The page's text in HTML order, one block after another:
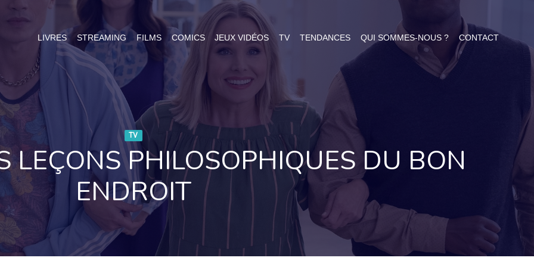
LIVRES STREAMING FILMS COMICS JEUX VIDÉOS TV TENDANCES QUI SOMMES-NOUS ? CONTACT
TV
LEÇONS PHILOSOPHIQUES DU BON
ENDROIT